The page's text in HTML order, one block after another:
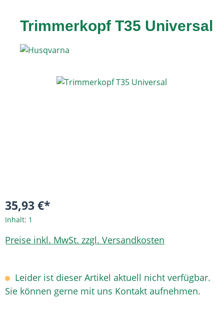
Trimmerkopf T35 Universal
Bildergalerie überspringen
35,93 €*
Inhalt: 1
Preise inkl. MwSt. zzgl. Versandkosten
Leider ist dieser Artikel aktuell nicht verfügbar.
Sie können gerne mit uns Kontakt aufnehmen.